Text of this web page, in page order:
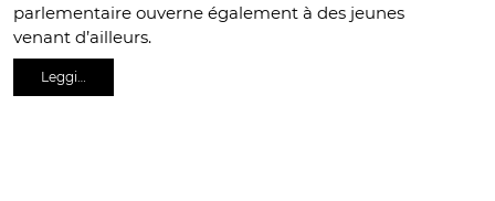
parlementaire ouverne également à des jeunes
venant d’ailleurs.
Leggi…